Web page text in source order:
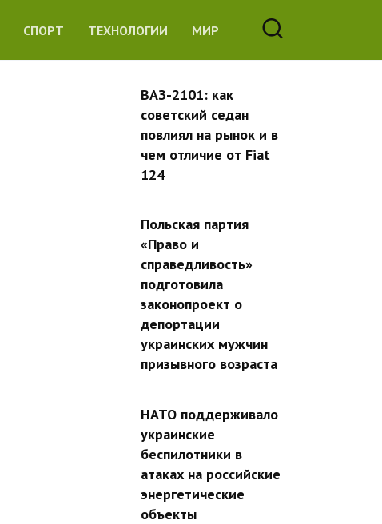
СПОРТ ТЕХНОЛОГИИ МИР
ВАЗ-2101: как
советский седан
повлиял на рынок и в
чем отличие от Fiat
124
Польская партия
«Право и
справедливость»
подготовила
законопроект о
депортации
украинских мужчин
призывного возраста
НАТО поддерживало
украинские
беспилотники в
атаках на российские
энергетические
объекты